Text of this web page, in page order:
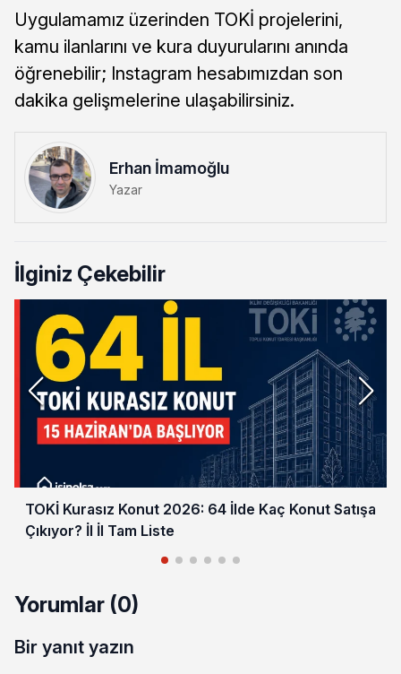
Uygulamamız üzerinden TOKİ projelerini,
kamu ilanlarını ve kura duyurularını anında
öğrenebilir; Instagram hesabımızdan son
dakika gelişmelerine ulaşabilirsiniz.
Erhan İmamoğlu
Yazar
İlginiz Çekebilir
TOKİ Kurasız Konut 2026: 64 İlde Kaç Konut Satışa
Çıkıyor? İl İl Tam Liste
Yorumlar (0)
Bir yanıt yazın